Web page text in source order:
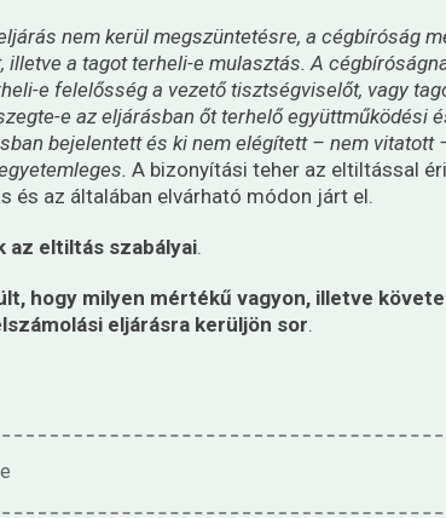
nem kerül megszüntetésre, a cégbíróság
illetve a tagot terheli-e mulasztás. A
e felelősség a vezető tisztségviselőt, vagy
e az eljárásban őt terhelő együttműködési
bejelentett és ki nem elégített – nem
A bizonyítási teher az eltiltással
és az általában elvárható módon járt el.
az eltiltás szabályai.
hogy milyen mértékű vagyon, illetve
eljárásra kerüljön sor.